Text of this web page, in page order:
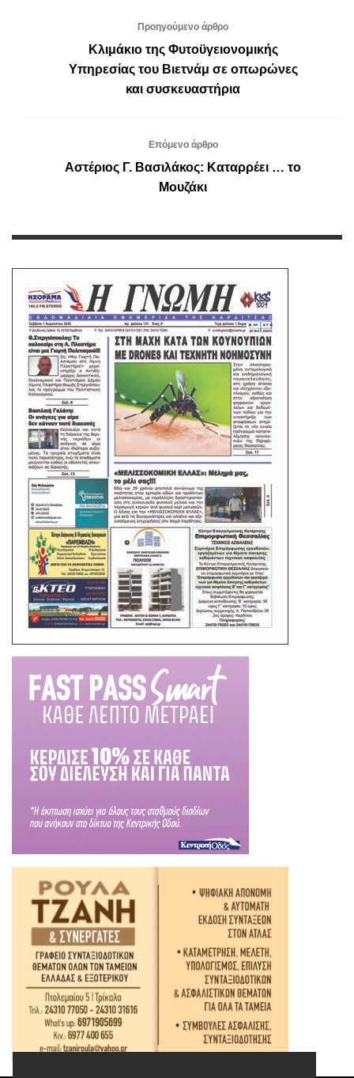
Προηγούμενο άρθρο
Κλιμάκιο της Φυτοϋγειονομικής
Υπηρεσίας του Βιετνάμ σε οπωρώνες
και συσκευαστήρια
Επόμενο άρθρο
Αστέριος Γ. Βασιλάκος: Καταρρέει … το
Μουζάκι